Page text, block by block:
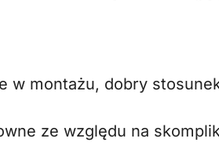
w montażu, dobry
ze względu na